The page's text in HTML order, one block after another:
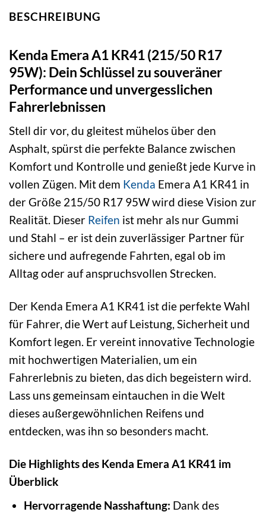
BESCHREIBUNG
Kenda Emera A1 KR41 (215/50 R17
95W): Dein Schlüssel zu souveräner
Performance und unvergesslichen
Fahrerlebnissen
Stell dir vor, du gleitest mühelos über den
Asphalt, spürst die perfekte Balance zwischen
Komfort und Kontrolle und genießt jede Kurve in
vollen Zügen. Mit dem Kenda Emera A1 KR41 in
der Größe 215/50 R17 95W wird diese Vision zur
Realität. Dieser Reifen ist mehr als nur Gummi
und Stahl – er ist dein zuverlässiger Partner für
sichere und aufregende Fahrten, egal ob im
Alltag oder auf anspruchsvollen Strecken.
Der Kenda Emera A1 KR41 ist die perfekte Wahl
für Fahrer, die Wert auf Leistung, Sicherheit und
Komfort legen. Er vereint innovative Technologie
mit hochwertigen Materialien, um ein
Fahrerlebnis zu bieten, das dich begeistern wird.
Lass uns gemeinsam eintauchen in die Welt
dieses außergewöhnlichen Reifens und
entdecken, was ihn so besonders macht.
Die Highlights des Kenda Emera A1 KR41 im
Überblick
Hervorragende Nasshaftung: Dank des